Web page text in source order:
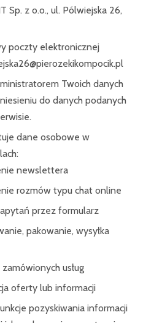
Sp. z o.o., ul. Pólwiejska 26,
poczty elektronicznej
Twoich danych
do danych podanych
dane osobowe w
newslettera
rozmów typu chat online
przez formularz
pakowanie, wysyłka
usług
oferty lub informacji
pozyskiwania informacji